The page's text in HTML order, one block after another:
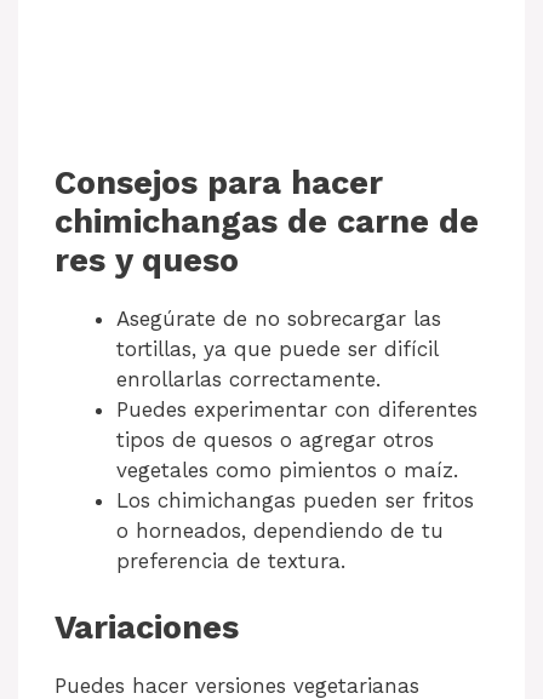
Consejos para hacer
chimichangas de carne de
res y queso
Asegúrate de no sobrecargar las
tortillas, ya que puede ser difícil
enrollarlas correctamente.
Puedes experimentar con diferentes
tipos de quesos o agregar otros
vegetales como pimientos o maíz.
Los chimichangas pueden ser fritos
o horneados, dependiendo de tu
preferencia de textura.
Variaciones
Puedes hacer versiones vegetarianas